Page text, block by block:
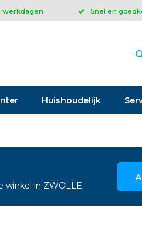
werkdagen Snel en
Huishoudelijk
winkel in ZWOLLE.